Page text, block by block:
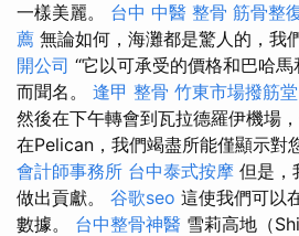
一樣美麗。 台中 中醫 整骨 筋骨整
薦 無論如何，海灘都是驚人的，我
開公司 “它以可承受的價格和巴哈
而聞名。 逢甲 整骨 竹東市場撥筋堂
然後在下午轉會到瓦拉德羅伊機場
在Pelican，我們竭盡所能僅顯示對
會計師事務所 台中泰式按摩 但是，
做出貢獻。 谷歌seo 這使我們可以
數據。 台中整骨神醫 雪莉高地（